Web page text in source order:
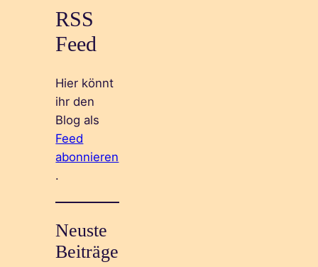
RSS
Feed
Hier könnt
ihr den
Blog als
Feed
abonnieren
.
Neuste
Beiträge